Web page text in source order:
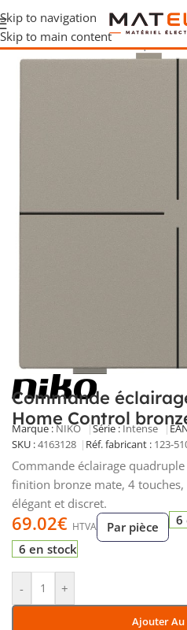
Skip to navigation
Skip to main content
/Commandes domotiques/
Commande
Home Control
Marque :NIKO Série :Intense
SKU :4163128 Réf. fabricant : 123-
Commande éclairage
finition bronze mate, 4
élégant et discret.
69.02€ HTVA Par pièce
6
6 en stock
- +
Ajouter